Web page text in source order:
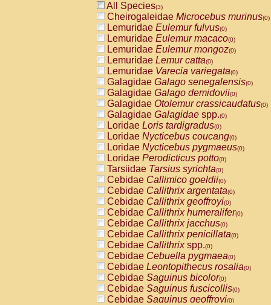
All Species(3)
Cheirogaleidae Microcebus murinus(0)
Lemuridae Eulemur fulvus(0)
Lemuridae Eulemur macaco(0)
Lemuridae Eulemur mongoz(0)
Lemuridae Lemur catta(0)
Lemuridae Varecia variegata(0)
Galagidae Galago senegalensis(0)
Galagidae Galago demidovii(0)
Galagidae Otolemur crassicaudatus(0)
Galagidae Galagidae spp.(0)
Loridae Loris tardigradus(0)
Loridae Nycticebus coucang(0)
Loridae Nycticebus pygmaeus(0)
Loridae Perodicticus potto(0)
Tarsiidae Tarsius syrichta(0)
Cebidae Callimico goeldii(0)
Cebidae Callithrix argentata(0)
Cebidae Callithrix geoffroyi(0)
Cebidae Callithrix humeralifer(0)
Cebidae Callithrix jacchus(0)
Cebidae Callithrix penicillata(0)
Cebidae Callithrixspp.(0)
Cebidae Cebuella pygmaea(0)
Cebidae Leontopithecus rosalia(0)
Cebidae Saguinus bicolor(0)
Cebidae Saguinus fuscicollis(0)
Cebidae Saguinus geoffroyi(0)